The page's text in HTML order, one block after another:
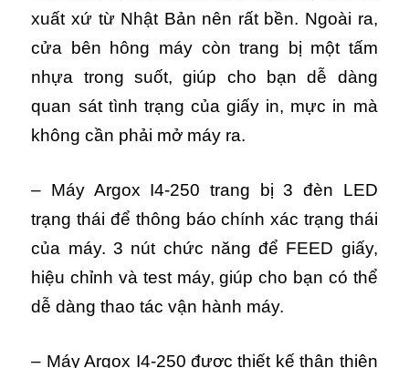
xuất xứ từ Nhật Bản nên rất bền. Ngoài ra,
cửa bên hông máy còn trang bị một tấm
nhựa trong suốt, giúp cho bạn dễ dàng
quan sát tình trạng của giấy in, mực in mà
không cần phải mở máy ra.
– Máy Argox I4-250 trang bị 3 đèn LED
trạng thái để thông báo chính xác trạng thái
của máy. 3 nút chức năng để FEED giấy,
hiệu chỉnh và test máy, giúp cho bạn có thể
dễ dàng thao tác vận hành máy.
– Máy Argox I4-250 được thiết kế thân thiện